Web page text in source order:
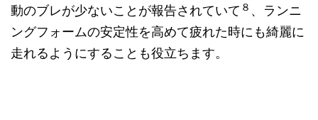
動のブレが少ないことが報告されていて ８ 、ランニ
ングフォームの安定性を高めて疲れた時にも綺麗に
走れるようにすることも役立ちます。